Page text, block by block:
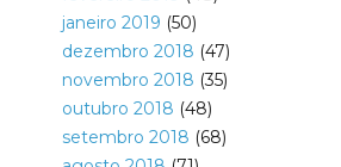
janeiro 2019 (50)
dezembro 2018 (47)
novembro 2018 (35)
outubro 2018 (48)
setembro 2018 (68)